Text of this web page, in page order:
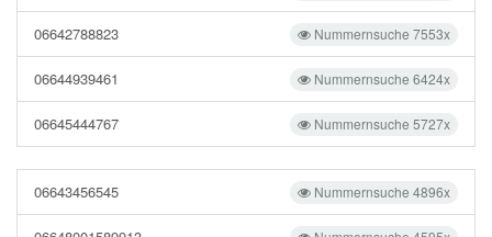
Nummernsuche 7553x
06642788823
Nummernsuche 6424x
06644939461
Nummernsuche 5727x
06645444767
Nummernsuche 4896x
06643456545